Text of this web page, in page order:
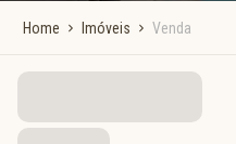
Home Imóveis Venda